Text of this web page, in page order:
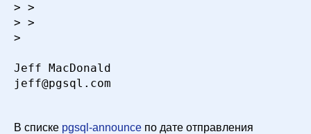
> >
> >
>
Jeff MacDonald
jeff@pgsql.com
В списке pgsql-announce по дате отправления